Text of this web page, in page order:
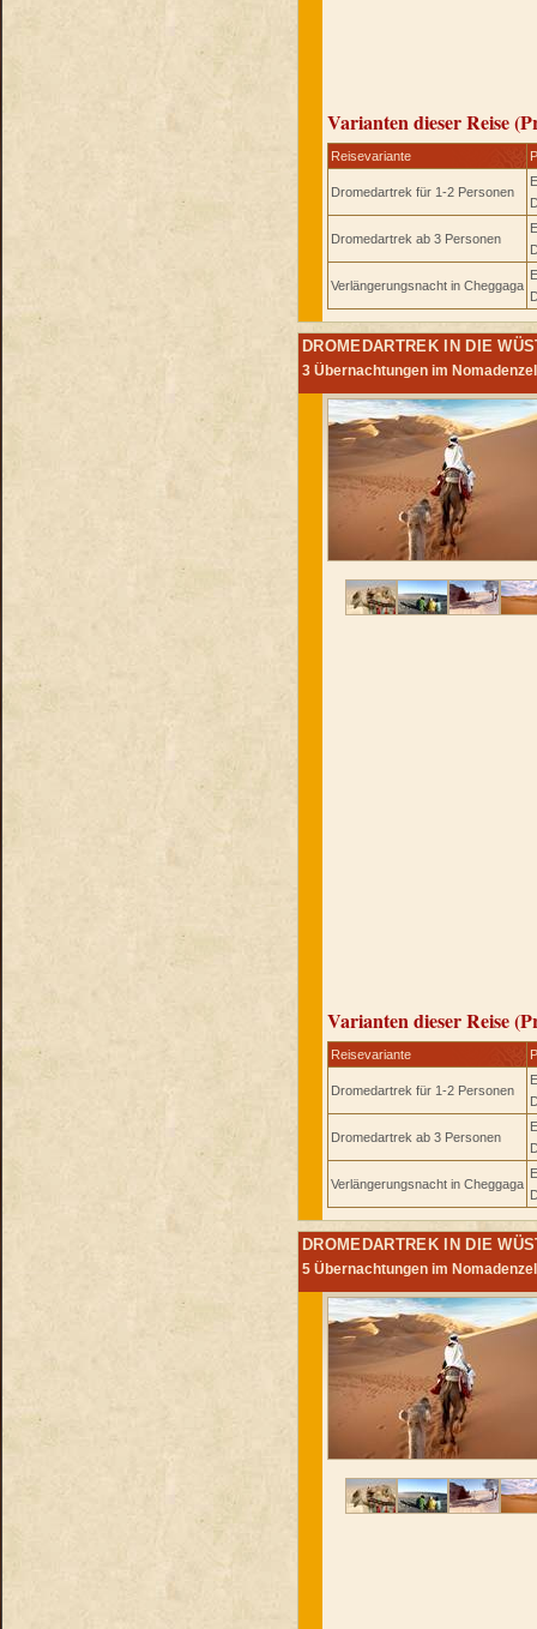
Varianten dieser Reise
Reisevariante
Dromedartrek für 1-2 Personen
Dromedartrek ab 3 Personen
Verlängerungsnacht in Cheggaga
DROMEDARTREK IN DIE
3 Übernachtungen im
Varianten dieser Reise
Reisevariante
Dromedartrek für 1-2 Personen
Dromedartrek ab 3 Personen
Verlängerungsnacht in Cheggaga
DROMEDARTREK IN DIE
5 Übernachtungen im